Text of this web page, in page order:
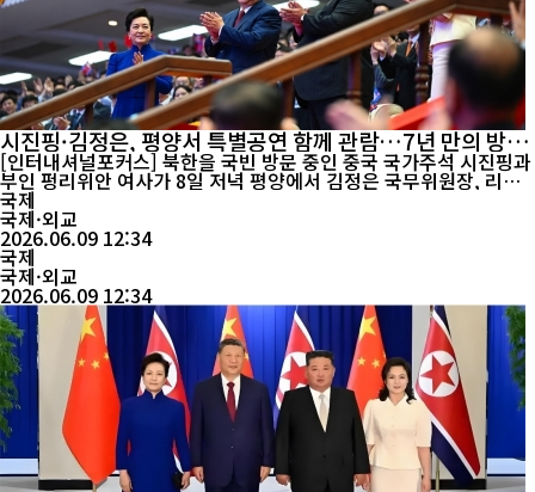
시진핑·김정은, 평양서 특별공연 함께 관람…7년 만의 방북
속 중·북 우호 과시
[인터내셔널포커스] 북한을 국빈 방문 중인 중국 국가주석 시진핑과
부인 펑리위안 여사가 8일 저녁 평양에서 김정은 국무위원장, 리설
주 여사와 함께 특별 문화공연을 관람하며 양국의 전통적 우호 관계
를 대내외에 과시했다. 시 주석 부부는 이날 평양체육관에서 열린 공
연에 참석해 북한 각계 인사 및 시민들과 함께 무대를 지켜봤다. 김
정은 위원장 부부가 직접 동행한 가운데 네 사람은 ...
국제
국제·외교
2026.06.09 12:34
국제
국제·외교
2026.06.09 12:34